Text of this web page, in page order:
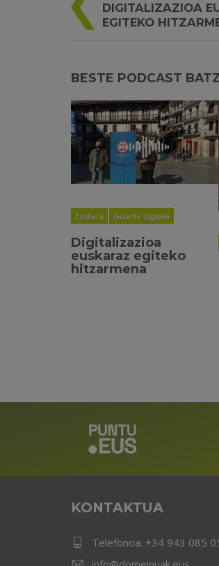
DIGITALIZAZIOA
EGITEKO
BESTE PODCAST
Euskara Gizarte digitala
Digitalizazioa
euskaraz egiteko
hitzarmena
KONTAKTUA
Telefonoa: +34 943 085